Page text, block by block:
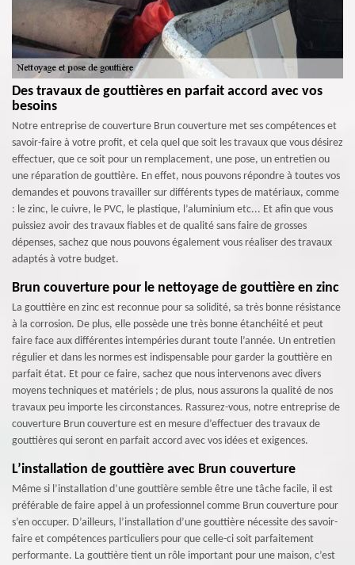
Des travaux de gouttières en parfait accord avec vos
besoins
Notre entreprise de couverture Brun couverture met ses compétences et
savoir-faire à votre profit, et cela quel que soit les travaux que vous désirez
effectuer, que ce soit pour un remplacement, une pose, un entretien ou
une réparation de gouttière. En effet, nous pouvons répondre à toutes vos
demandes et pouvons travailler sur différents types de matériaux, comme
: le zinc, le cuivre, le PVC, le plastique, l’aluminium etc... Et afin que vous
puissiez avoir des travaux fiables et de qualité sans faire de grosses
dépenses, sachez que nous pouvons également vous réaliser des travaux
adaptés à votre budget.
Brun couverture pour le nettoyage de gouttière en zinc
La gouttière en zinc est reconnue pour sa solidité, sa très bonne résistance
à la corrosion. De plus, elle possède une très bonne étanchéité et peut
faire face aux différentes intempéries durant toute l’année. Un entretien
régulier et dans les normes est indispensable pour garder la gouttière en
parfait état. Et pour ce faire, sachez que nous intervenons avec divers
moyens techniques et matériels ; de plus, nous assurons la qualité de nos
travaux peu importe les circonstances. Rassurez-vous, notre entreprise de
couverture Brun couverture est en mesure d’effectuer des travaux de
gouttières qui seront en parfait accord avec vos idées et exigences.
L’installation de gouttière avec Brun couverture
Même si l’installation d’une gouttière semble être une tâche facile, il est
préférable de faire appel à un professionnel comme Brun couverture pour
s’en occuper. D’ailleurs, l’installation d’une gouttière nécessite des savoir-
faire et compétences particuliers pour que celle-ci soit parfaitement
performante. La gouttière tient un rôle important pour une maison, c’est